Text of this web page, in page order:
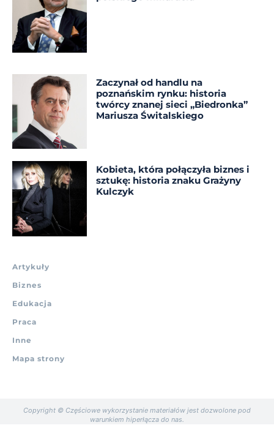
Zaczynał od handlu na
poznańskim rynku: historia
twórcy znanej sieci „Biedronka”
Mariusza Świtalskiego
Kobieta, która połączyła biznes i
sztukę: historia znaku Grażyny
Kulczyk
Artykuły
Biznes
Edukacja
Praca
Inne
Mapa strony
Copyright © Częściowe wykorzystanie materiałów jest dozwolone pod
warunkiem hiperłącza do nas.